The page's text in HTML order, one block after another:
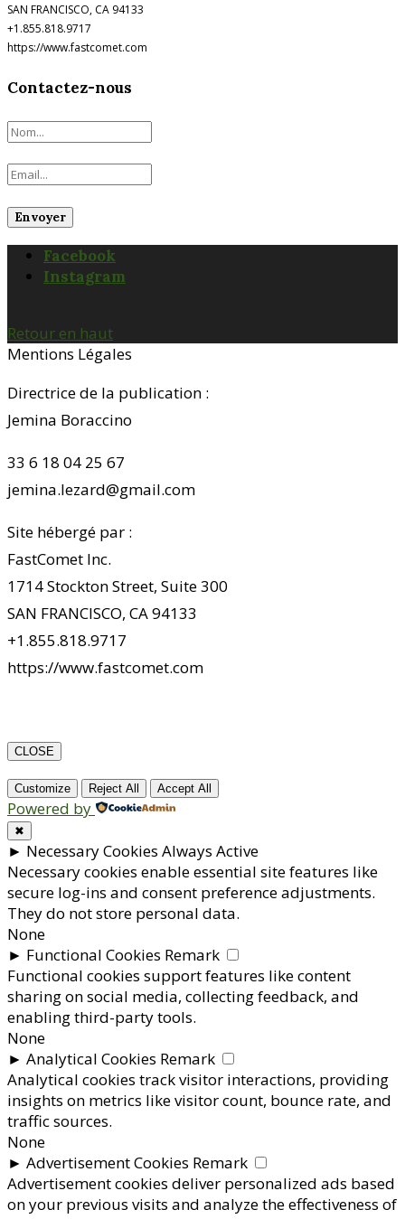
SAN FRANCISCO, CA 94133
+1.855.818.9717
https://www.fastcomet.com
Contactez-nous
Facebook
Instagram
Retour en haut
Mentions Légales
Directrice de la publication :
Jemina Boraccino
33 6 18 04 25 67
jemina.lezard@gmail.com
Site hébergé par :
FastComet Inc.
1714 Stockton Street, Suite 300
SAN FRANCISCO, CA 94133
+1.855.818.9717
https://www.fastcomet.com
CLOSE
Customize Reject All Accept All
Powered by
✖
► Necessary Cookies Always Active
Necessary cookies enable essential site features like
secure log-ins and consent preference adjustments.
They do not store personal data.
None
► Functional Cookies Remark
Functional cookies support features like content
sharing on social media, collecting feedback, and
enabling third-party tools.
None
► Analytical Cookies Remark
Analytical cookies track visitor interactions, providing
insights on metrics like visitor count, bounce rate, and
traffic sources.
None
► Advertisement Cookies Remark
Advertisement cookies deliver personalized ads based
on your previous visits and analyze the effectiveness of